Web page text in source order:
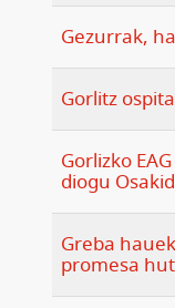
Gezurrak,
Gorlitz
Gorlizko
diogu
Greba
promesa